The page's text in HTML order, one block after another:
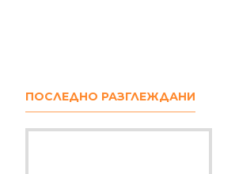
ПОСЛЕДНО РАЗГЛЕЖДАНИ